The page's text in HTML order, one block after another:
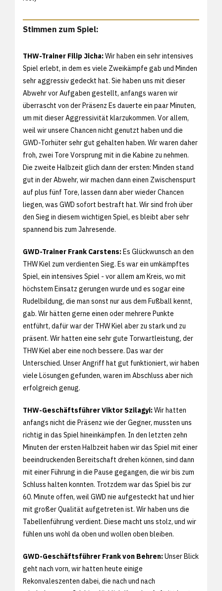
Stimmen zum Spiel:
THW-Trainer Filip Jicha:Wir haben ein sehr intensives
Spiel erlebt, in dem es viele Zweikämpfe gab und Minden
sehr aggressiv gedeckt hat. Sie haben uns mit dieser
Abwehr vor Aufgaben gestellt, anfangs waren wir
überrascht von der Präsenz Es dauerte ein paar Minuten,
um mit dieser Aggressivität klarzukommen. Vor allem,
weil wir unsere Chancen nicht genutzt haben und die
GWD-Torhüter sehr gut gehalten haben. Wir waren daher
froh, zwei Tore Vorsprung mit in die Kabine zu nehmen.
Die zweite Halbzeit glich dann der ersten: Minden stand
gut in der Abwehr, wir machen dann einen Zwischenspurt
auf plus fünf Tore, lassen dann aber wieder Chancen
liegen, was GWD sofort bestraft hat. Wir sind froh über
den Sieg in diesem wichtigen Spiel, es bleibt aber sehr
spannend bis zum Jahresende.
GWD-Trainer Frank Carstens:Es Glückwunsch an den
THW Kiel zum verdienten Sieg. Es war ein umkämpftes
Spiel, ein intensives Spiel - vor allem am Kreis, wo mit
höchstem Einsatz gerungen wurde und es sogar eine
Rudelbildung, die man sonst nur aus dem Fußball kennt,
gab. Wir hätten gerne einen oder mehrere Punkte
entführt, dafür war der THW Kiel aber zu stark und zu
präsent. Wir hatten eine sehr gute Torwartleistung, der
THW Kiel aber eine noch bessere. Das war der
Unterschied. Unser Angriff hat gut funktioniert, wir haben
viele Lösungen gefunden, waren im Abschluss aber nich
erfolgreich genug.
THW-Geschäftsführer Viktor Szilagyi:Wir hatten
anfangs nicht die Präsenz wie der Gegner, mussten uns
richtig in das Spiel hineinkämpfen. In den letzten zehn
Minuten der ersten Halbzeit haben wir das Spiel mit einer
beeindruckenden Bereitschaft drehen können, sind dann
mit einer Führung in die Pause gegangen, die wir bis zum
Schluss halten konnten. Trotzdem war das Spiel bis zur
60. Minute offen, weil GWD nie aufgesteckt hat und hier
mit großer Qualität aufgetreten ist. Wir haben uns die
Tabellenführung verdient. Diese macht uns stolz, und wir
fühlen uns wohl da oben und wollen oben bleiben.
GWD-Geschäftsführer Frank von Behren:Unser Blick
geht nach vorn, wir hatten heute einige
Rekonvaleszenten dabei, die nach und nach